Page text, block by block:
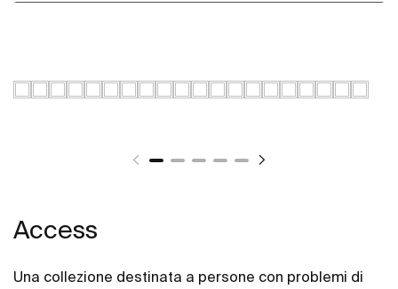
Access
Una collezione destinata a persone con problemi di